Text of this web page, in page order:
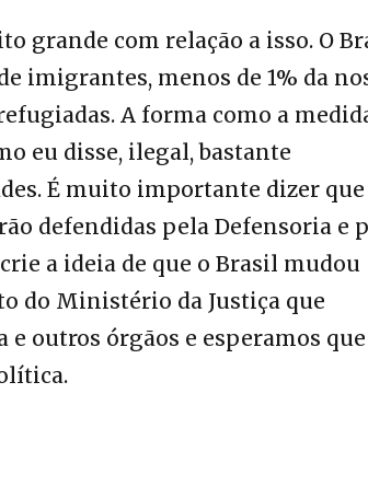
grande com relação a isso. O
imigrantes, menos de 1% da
A forma como a
eu disse, ilegal, bastante
É muito importante dizer que
defendidas pela Defensoria e
a ideia de que o Brasil mudou
do Ministério da Justiça que
outros órgãos e esperamos que